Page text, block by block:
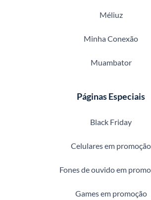
Méliuz
Minha Conexão
Muambator
Páginas Especiais
Black Friday
Celulares em promoção
Fones de ouvido em
Games em promoção